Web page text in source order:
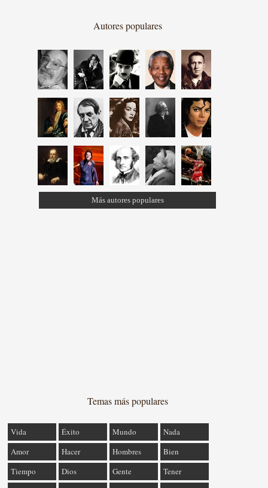
Autores populares
Más autores populares
Temas más populares
Vida Éxito Mundo
Nada
Amor
Hacer Hombres
Bien
Tiempo
Dios Gente
Tener